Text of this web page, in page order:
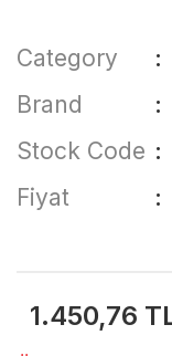
Category
Brand
Stock Code
Fiyat
1.450,76